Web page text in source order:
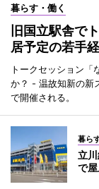
暮らす・働く
旧国立駅舎で
居予定の若手
トークセッション「
か？ - 温故知新の新
で開催される。
暮ら
立
で屋